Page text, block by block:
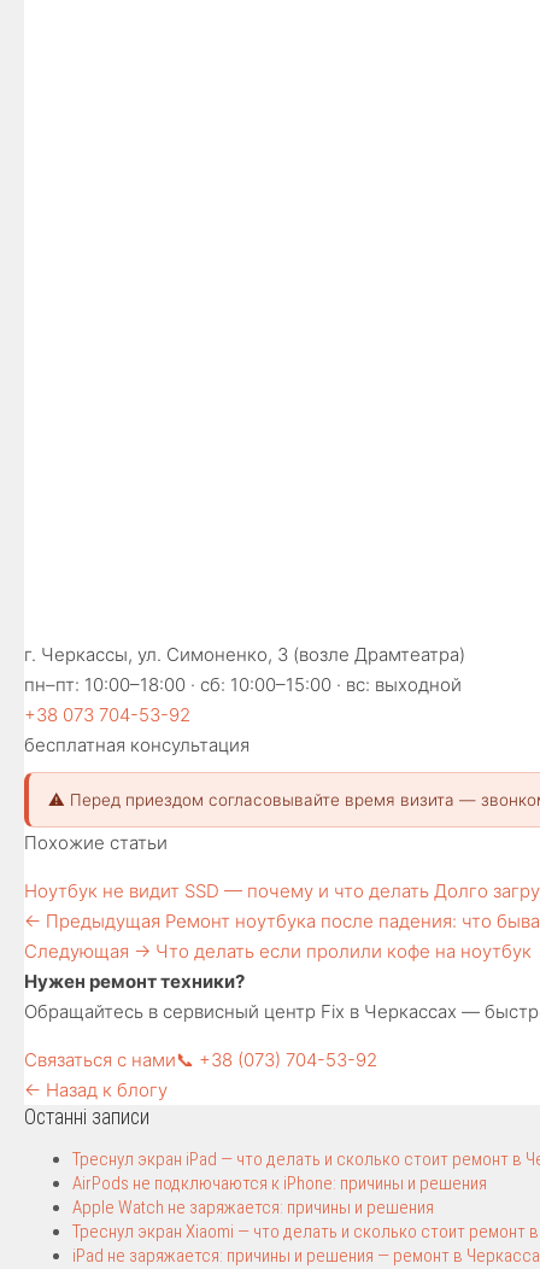
г. Черкассы, ул. Симоненко, 3 (возле Драмтеатра)
пн–пт: 10:00–18:00 · сб: 10:00–15:00 · вс: выходной
+38 073 704-53-92
бесплатная консультация
⚠️ Перед приездом согласовывайте время визита —
Похожие статьи
Ноутбук не видит SSD — почему и что делать Долго
← Предыдущая Ремонт ноутбука после падения: что
Следующая → Что делать если пролили кофе на ноутбук
Нужен ремонт техники?
Обращайтесь в сервисный центр Fix в Черкассах —
Связаться с нами📞 +38 (073) 704-53-92
← Назад к блогу
Останні записи
Треснул экран iPad — что делать и сколько стоит ремонт в
AirPods не подключаются к iPhone: причины и решения
Apple Watch не заряжается: причины и решения
Треснул экран Xiaomi — что делать и сколько стоит ремонт
iPad не заряжается: причины и решения — ремонт в